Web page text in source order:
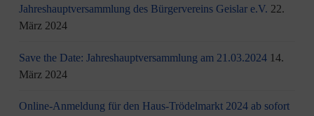
Jahreshauptversammlung des Bürgervereins Geislar e.V. 22.
März 2024
Save the Date: Jahreshauptversammlung am 21.03.2024 14.
März 2024
Online-Anmeldung für den Haus-Trödelmarkt 2024 ab sofort